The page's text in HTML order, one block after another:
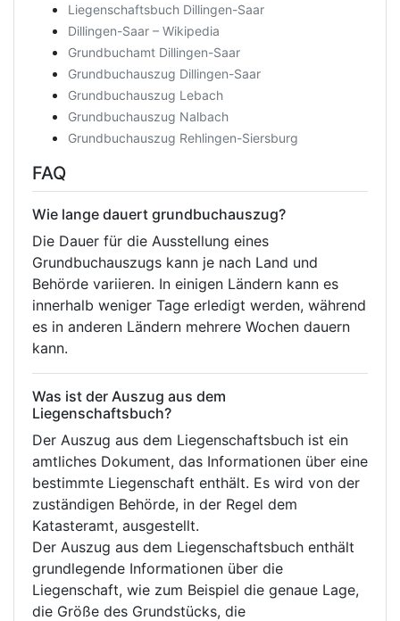
Liegenschaftsbuch Dillingen-Saar
Dillingen-Saar – Wikipedia
Grundbuchamt Dillingen-Saar
Grundbuchauszug Dillingen-Saar
Grundbuchauszug Lebach
Grundbuchauszug Nalbach
Grundbuchauszug Rehlingen-Siersburg
FAQ
Wie lange dauert grundbuchauszug?
Die Dauer für die Ausstellung eines
Grundbuchauszugs kann je nach Land und
Behörde variieren. In einigen Ländern kann es
innerhalb weniger Tage erledigt werden, während
es in anderen Ländern mehrere Wochen dauern
kann.
Was ist der Auszug aus dem
Liegenschaftsbuch?
Der Auszug aus dem Liegenschaftsbuch ist ein
amtliches Dokument, das Informationen über eine
bestimmte Liegenschaft enthält. Es wird von der
zuständigen Behörde, in der Regel dem
Katasteramt, ausgestellt.
Der Auszug aus dem Liegenschaftsbuch enthält
grundlegende Informationen über die
Liegenschaft, wie zum Beispiel die genaue Lage,
die Größe des Grundstücks, die